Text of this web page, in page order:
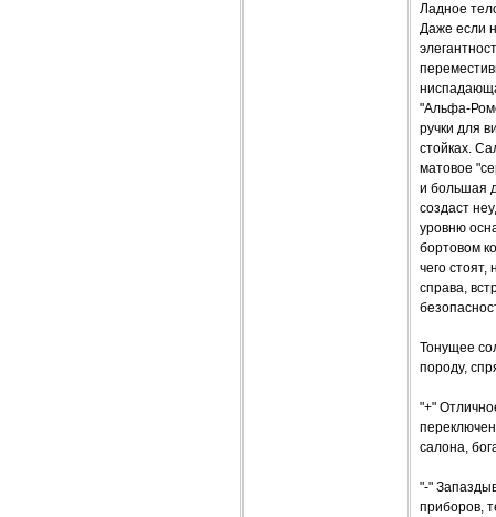
Ладное
Даже если
"Альфа-
ручки для
стойках.
матовое
и большая
создаст
уровню
бортовом
чего
справа,
Тонущее
породу,
"+"
салона,
"-"
приборов,